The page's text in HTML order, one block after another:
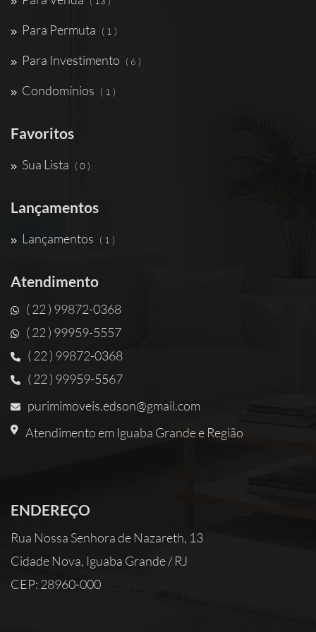
Para Permuta ( 1 )
Para Investimento ( 6 )
Condomínios ( 1 )
Favoritos
Sua Lista ( 0 )
Lançamentos
Lançamentos ( 1 )
Atendimento
( 22 ) 99872-0368
( 22 ) 99959-5557
( 22 ) 99872-0368
( 22 ) 99959-5567
purimimoveis.edson@gmail.com
Atendimento em Iguaba Grande e Região
ENDEREÇO
Rua Nossa Senhora de Nazareth, 13
Cidade Nova, Iguaba Grande / RJ
CEP: 28960-000